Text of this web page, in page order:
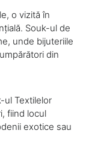
o vizită în
Souk-ul de
unde bijuteriile
din
ul Textilelor
fiind locul
exotice sau